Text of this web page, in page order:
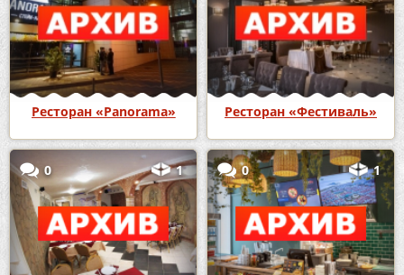
Ресторан «Panorama» Ресторан «Фестиваль»
0 1 0 1